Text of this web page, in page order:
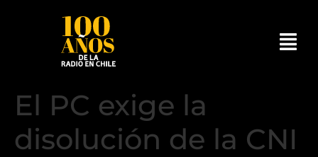
El PC exige la
disolución de la CNI